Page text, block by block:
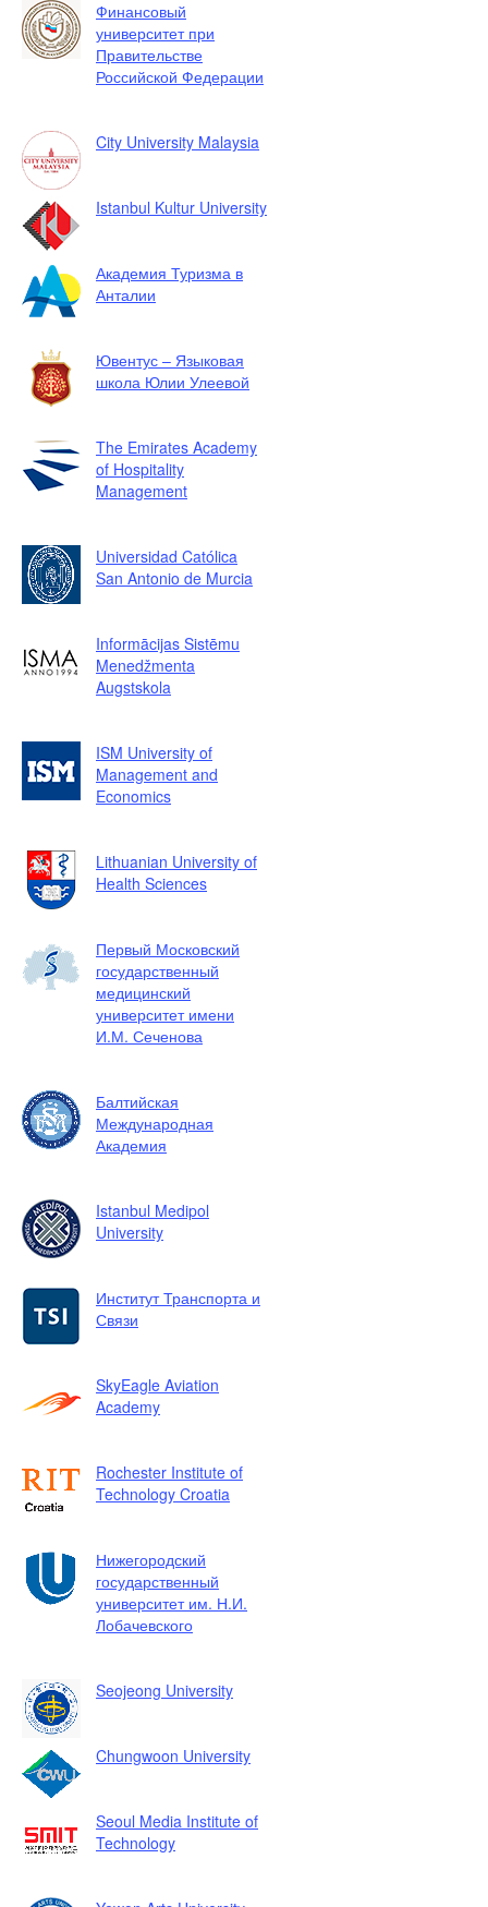
Финансовый
университет при
Правительстве
Российской Федерации
City University Malaysia
Istanbul Kultur University
Академия Туризма в
Анталии
Ювентус – Языковая
школа Юлии Улеевой
The Emirates Academy
of Hospitality
Management
Universidad Católica
San Antonio de Murcia
Informācijas Sistēmu
Menedžmenta
Augstskola
ISM University of
Management and
Economics
Lithuanian University of
Health Sciences
Первый Московский
государственный
медицинский
университет имени
И.М. Сеченова
Балтийская
Международная
Академия
Istanbul Medipol
University
Институт Транспорта и
Связи
SkyEagle Aviation
Academy
Rochester Institute of
Technology Croatia
Нижегородский
государственный
университет им. Н.И.
Лобачевского
Seojeong University
Chungwoon University
Seoul Media Institute of
Technology